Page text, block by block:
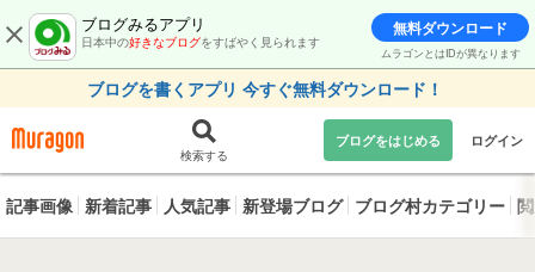
ブログみるアプリ
日本中の好きなブログをすばやく見られます
無料ダウンロード
ムラゴンとはIDが異なります
ブログを書くアプリ 今すぐ無料ダウンロード！
検索する
ブログをはじめる ログイン
記事画像 新着記事 人気記事 新登場ブログ ブログ村カテゴリー